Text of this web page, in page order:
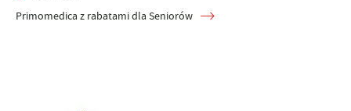
Primomedica z rabatami dla Seniorów